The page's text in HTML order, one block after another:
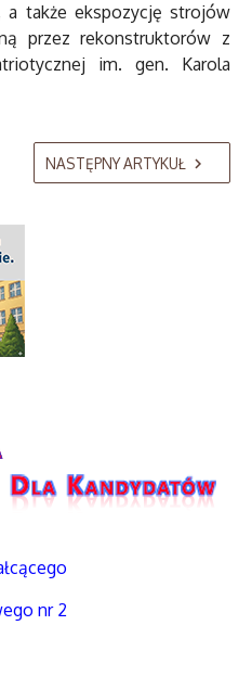
a także ekspozycję strojów
przez rekonstruktorów z
im. gen. Karola
NASTĘPNY ARTYKUŁ
nr 2